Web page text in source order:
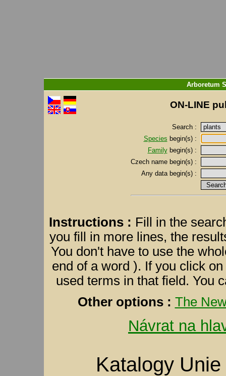
Arboretum
ON-LINE
Search :
Species begin(s) :
Family begin(s) :
Czech name begin(s) :
Any data begin(s) :
Instructions : Fill in the
you fill in more lines, the
You don't have to use the
end of a word ). If you click
used terms in that field. You
Other options : The
Návrat na
Katalogy